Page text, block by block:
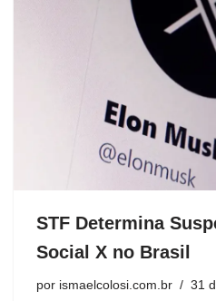
STF Determina
Social X no Brasil
por ismaelcolosi.com.br 31